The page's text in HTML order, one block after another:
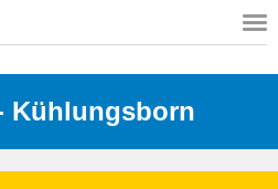
Kühlungsborn